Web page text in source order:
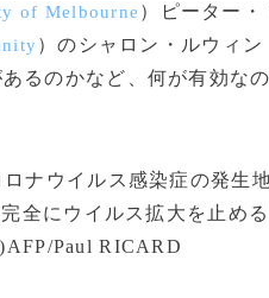
of Melbourne ）ピーター・
）のシャロン・ルウィン
るのかなど、何が有効な
ナウイルス感染症の発生
全にウイルス拡大を止め
Paul RICARD